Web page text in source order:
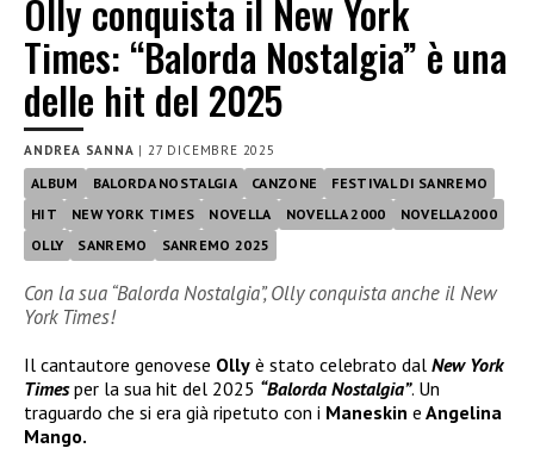
Olly conquista il New York
Times: “Balorda Nostalgia” è una
delle hit del 2025
ANDREA SANNA |27 DICEMBRE 2025
ALBUM BALORDA NOSTALGIA CANZONE
FESTIVAL DI SANREMO
HIT
NEW YORK TIMES NOVELLA NOVELLA 2000
NOVELLA2000
OLLY
SANREMO SANREMO 2025
Con la sua “Balorda Nostalgia”, Olly conquista anche il New
York Times!
Il cantautore genovese Olly è stato celebrato dal New York
Timesper la sua hit del 2025 “Balorda Nostalgia”. Un
traguardo che si era già ripetuto con i Maneskin e Angelina
Mango.